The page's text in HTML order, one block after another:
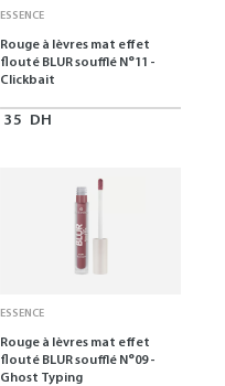
ESSENCE
Rouge à lèvres mat effet
flouté BLUR soufflé N°11 -
Clickbait
35 DH
ESSENCE
Rouge à lèvres mat effet
flouté BLUR soufflé N°09 -
Ghost Typing